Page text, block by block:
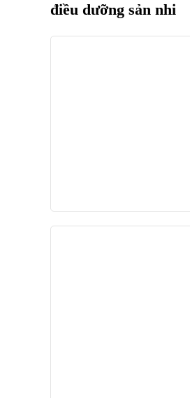
điều dưỡng sản nhi